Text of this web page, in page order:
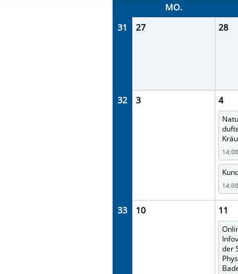
Ihre etwaige
der von Ihnen
MO.
31
27 28
32 3 4
33 10 11
der